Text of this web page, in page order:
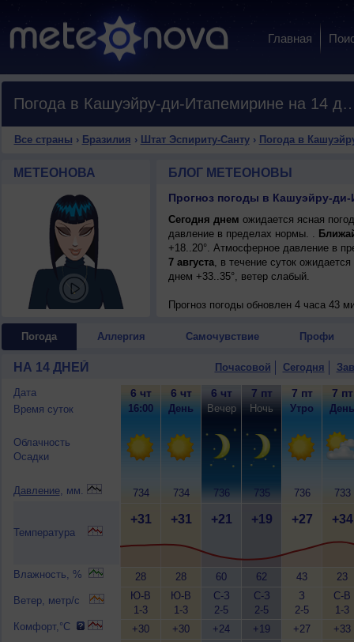
Главная
Погода в Кашуэйру-ди-
Все страны › Бразилия › Штат Эспириту-Санту› Погода в
МЕТЕОНОВА БЛОГ МЕТЕОНОВЫ
Сегодня днем ожидается ясная
давление в пределах нормы. .
+18..20°. Атмосферное давление в
7 августа, в течение суток
днем +33..35°, ветер слабый.
Прогноз погоды обновлен 4 часа 43
Погода Аллергия Самочувствие Профи
НА 14 ДНЕЙ Почасовой Сегодня
Дата
Время суток
Облачность
Осадки
Давление, мм.
Температура
Влажность, %
Ветер, метр/с
Комфорт,°C
6 чт
16:00
734
+31
28
Ю-В
1-3
+30
6 чт
День
734
+31
28
Ю-В
1-3
+30
6 чт
Вечер
736
+21
60
С-З
2-5
+24
7 пт
Ночь
735
+19
62
С-З
2-5
+19
7 пт
Утро
736
+27
43
З
2-5
+27
7 пт
День
733
+34
23
С-В
1-3
+33